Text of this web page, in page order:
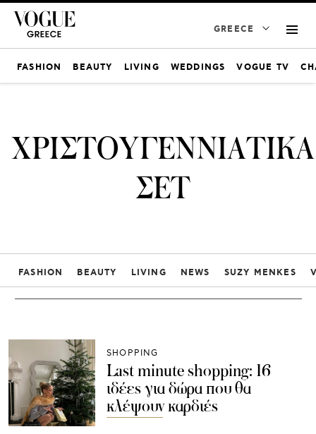
GREECE
FASHION BEAUTY LIVING WEDDINGS VOGUE TV
ΧΡΙΣΤΟΥΓΕΝΝΙΑΤΙΚΑ
ΣΕΤ
FASHION BEAUTY LIVING NEWS SUZY MENKES
SHOPPING
Last minute shopping: 16
ιδέες για δώρα που θα
κλέψουν καρδιές